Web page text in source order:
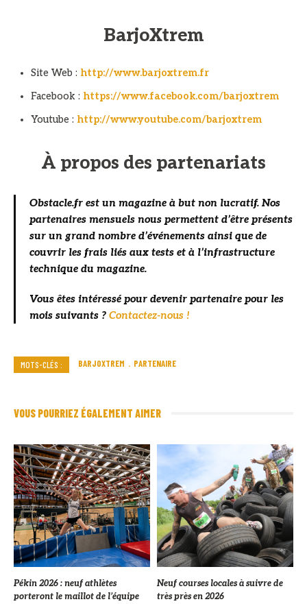
BarjoXtrem
Site Web : http://www.barjoxtrem.fr
Facebook : https://www.facebook.com/barjoxtrem
Youtube : http://www.youtube.com/barjoxtrem
À propos des partenariats
Obstacle.fr est un magazine à but non lucratif. Nos
partenaires mensuels nous permettent d’être présents
sur un grand nombre d’événements ainsi que de
couvrir les frais liés aux tests et à l’infrastructure
technique du magazine.
Vous êtes intéressé pour devenir partenaire pour les
mois suivants ? Contactez-nous !
MOTS-CLÉS : BARJOXTREM PARTENAIRE
VOUS POURRIEZ ÉGALEMENT AIMER
Pékin 2026 : neuf athlètes
porteront le maillot de l’équipe
Neuf courses locales à suivre de
très près en 2026